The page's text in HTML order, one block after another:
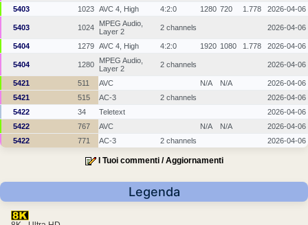
5403 1023 AVC 4, High 4:2:0 1280 720 1.778 2026-04-06
5403 1024
MPEG Audio,
Layer 2
2 channels 2026-04-06
5404 1279 AVC 4, High 4:2:0 1920 1080 1.778 2026-04-06
5404 1280
MPEG Audio,
Layer 2
2 channels 2026-04-06
5421 511 AVC N/A N/A
2026-04-06
5421
515 AC-3 2 channels
2026-04-06
5422
34 Teletext
2026-04-06
5422
767 AVC N/A N/A
2026-04-06
5422
771 AC-3 2 channels 2026-04-06
I Tuoi commenti / Aggiornamenti
Legenda